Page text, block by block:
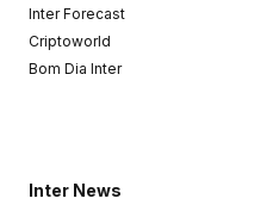
Inter Forecast
Criptoworld
Bom Dia Inter
Inter News